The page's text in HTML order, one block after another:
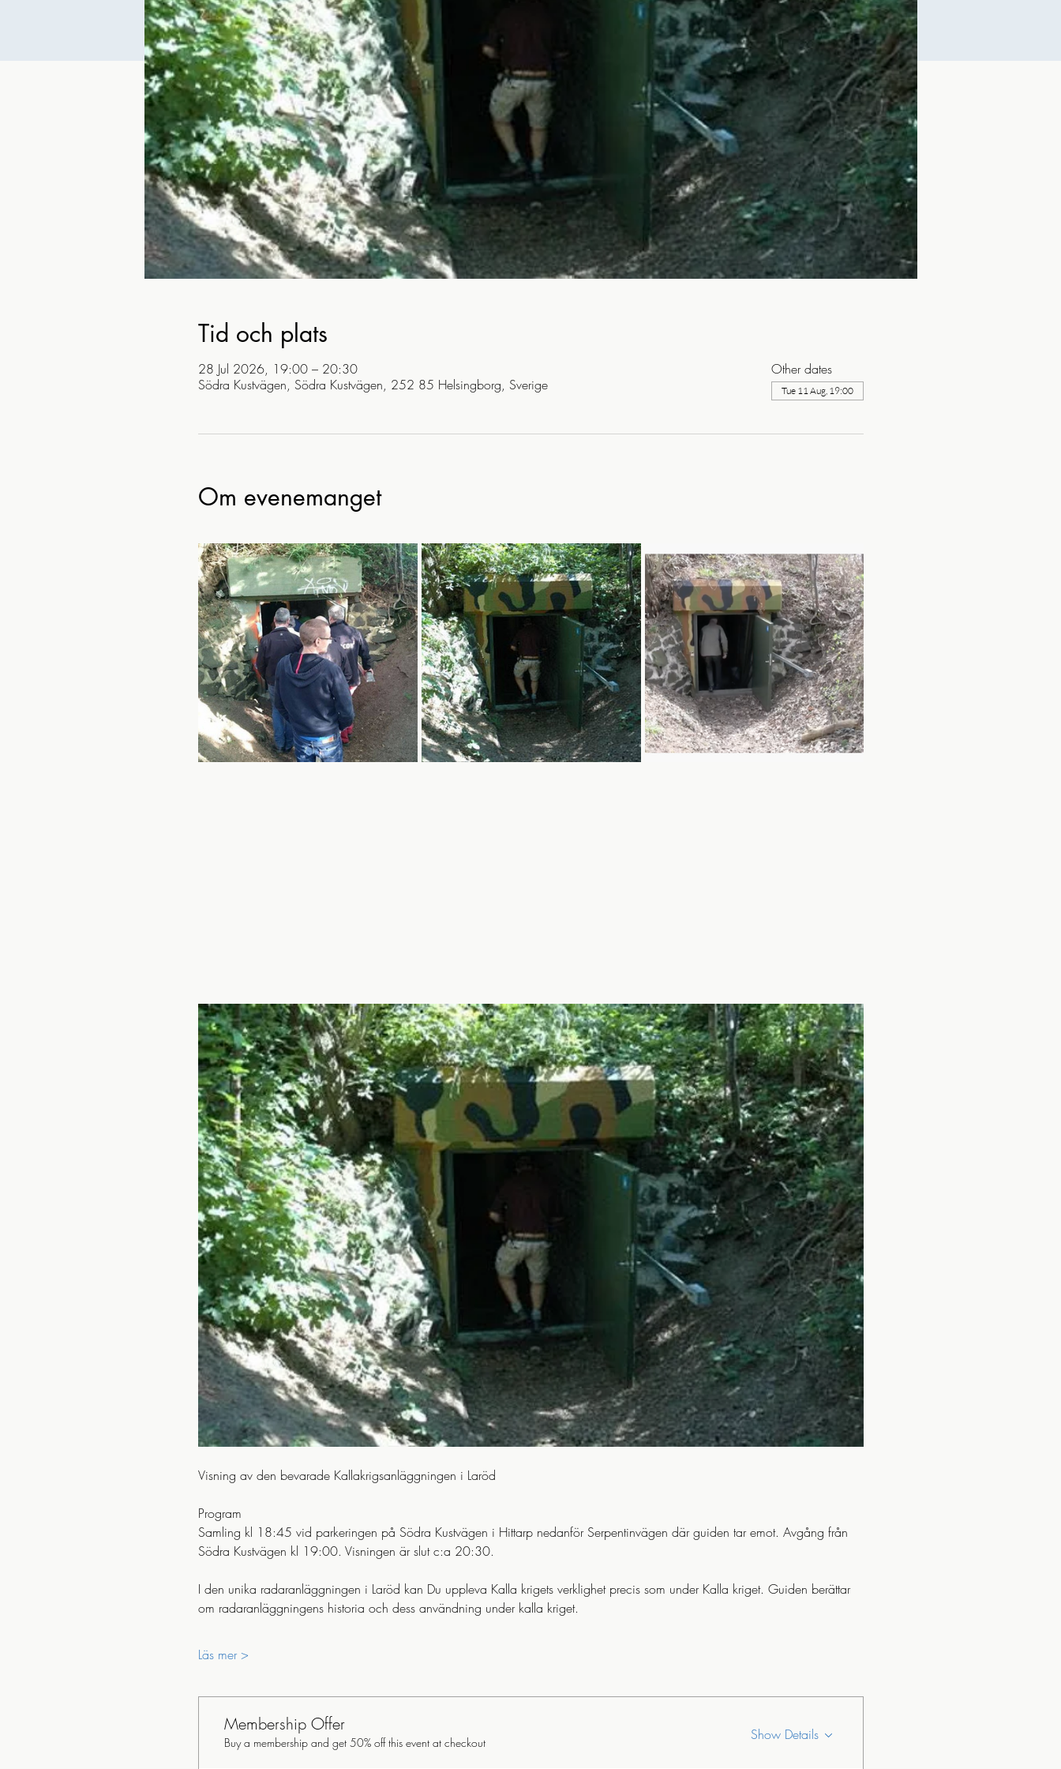
Tid och plats
28 Jul 2026, 19:00 – 20:30
Södra Kustvägen, Södra Kustvägen, 252 85 Helsingborg, Sverige
Other dates
Tue 11 Aug, 19:00
Om evenemanget
Visning av den bevarade Kallakrigsanläggningen i Laröd
Program
Samling kl 18:45 vid parkeringen på Södra Kustvägen i Hittarp nedanför Serpentinvägen där guiden tar emot. Avgång från
Södra Kustvägen kl 19:00. Visningen är slut c:a 20:30.
I den unika radaranläggningen i Laröd kan Du uppleva Kalla krigets verklighet precis som under Kalla kriget. Guiden berättar
om radaranläggningens historia och dess användning under kalla kriget.
Läs mer >
Membership Offer
Buy a membership and get 50% off this event at checkout Show Details